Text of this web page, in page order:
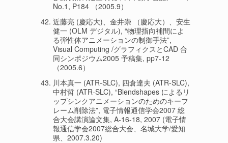
No.1, P184 （2005.9）
近藤亮 (慶応大)、金井崇 （慶応大）、安生
健一 (OLM デジタル), “物理指向補間によ
る弾性体アニメーションの制御手法”,
Visual Computing /グラフィクスとCAD 合
同シンポジウム2005 予稿集, pp7-12
（2005.6）
川本真一 (ATR-SLC), 四倉達夫 (ATR-SLC),
中村哲 (ATR-SLC), “Blendshapes によるリ
ップシンクアニメーションのためのキーフ
レーム削除法”, 電子情報通信学会2007 総
合大会講演論文集, A-16-18, 2007 (電子情
報通信学会2007総合大会、名城大学/愛知
県、2007.3.20)